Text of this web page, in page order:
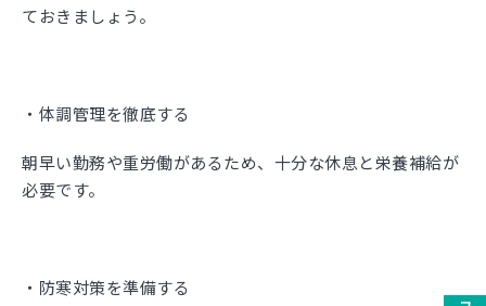
ておきましょう。
・体調管理を徹底する
朝早い勤務や重労働があるため、十分な休息と栄養補給が
必要です。
・防寒対策を準備する